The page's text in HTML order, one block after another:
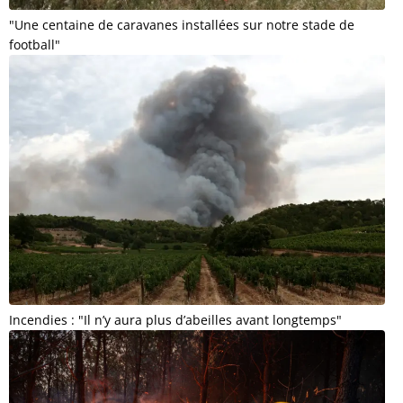
"Une centaine de caravanes installées sur notre stade de
football"
Incendies : "Il n’y aura plus d’abeilles avant longtemps"